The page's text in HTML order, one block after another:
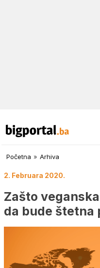
Početna » Arhiva
2. Februara 2020.
Zašto
da bude štetna